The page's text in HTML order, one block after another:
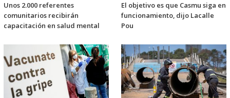
Unos 2.000 referentes
comunitarios recibirán
capacitación en salud mental
El objetivo es que Casmu siga en
funcionamiento, dijo Lacalle
Pou